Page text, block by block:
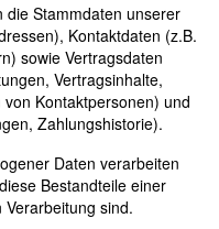
Stammdaten unserer
Kontaktdaten (z.B.
sowie Vertragsdaten
Vertragsinhalte,
Kontaktpersonen) und
Zahlungshistorie).
Daten verarbeiten
Bestandteile einer
sind.